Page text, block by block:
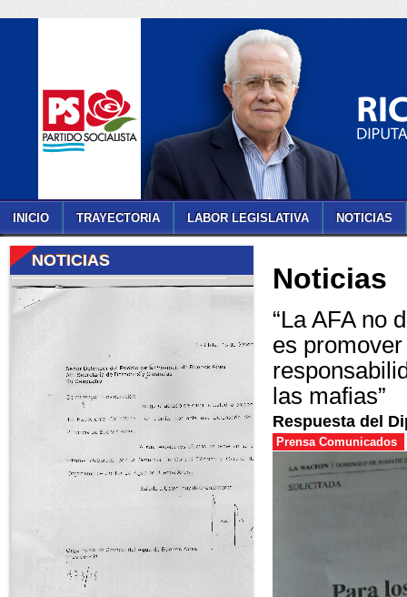
INICIO TRAYECTORIA LABOR LEGISLATIVA NOTICIAS
NOTICIAS
Noticias
“La AFA no
es
las mafias”
Respuesta del
Prensa Comunicados